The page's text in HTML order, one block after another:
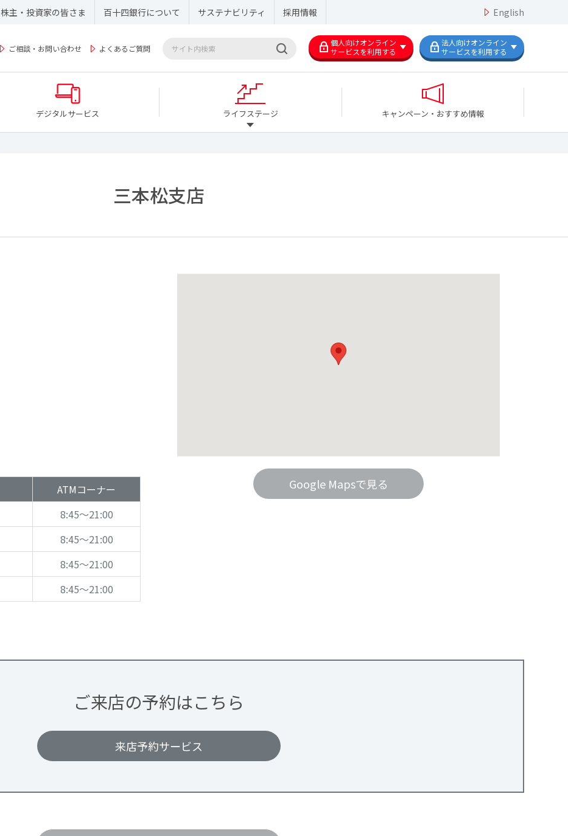
株主・投資家の皆さま 百十四銀行について サステナビリティ 採用情報 English
ご相談・お問い合わせ よくあるご質問
個人向けオンライン
サービスを利用する
法人向けオンライン
サービスを利用する
デジタルサービス ライフステージ キャンペーン・おすすめ情報
三本松支店
ATMコーナー
8:45～21:00
8:45～21:00
8:45～21:00
8:45～21:00
Google Mapsで見る
ご来店の予約はこちら
来店予約サービス